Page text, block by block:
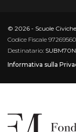
© 2026 - Scuole
Codice Fiscale
Destinatario: SUBM70N
Informativa sulla